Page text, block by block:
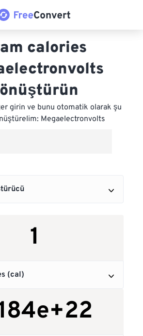
calories
girin ve bunu otomatik olarak şu
Megaelectronvolts